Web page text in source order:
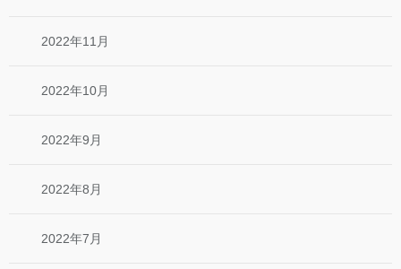
2022年11月
2022年10月
2022年9月
2022年8月
2022年7月